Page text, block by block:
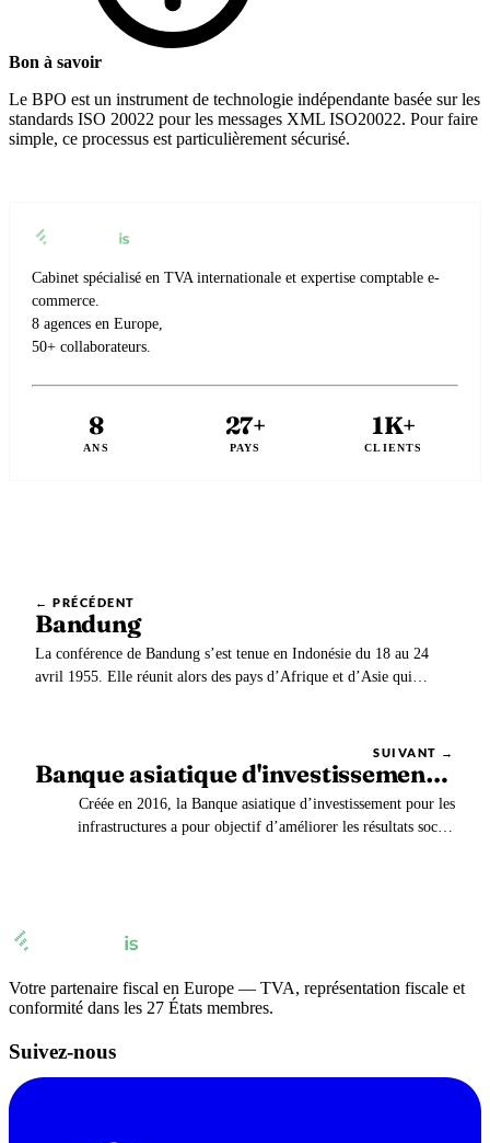
Bon à savoir
Le BPO est un instrument de technologie indépendante basée sur les
standards ISO 20022 pour les messages XML ISO20022. Pour faire
simple, ce processus est particulièrement sécurisé.
Cabinet spécialisé en TVA internationale et expertise comptable e-
commerce.
8 agences en Europe,
50+ collaborateurs.
8
ANS
27+
PAYS
1K+
CLIENTS
← PRÉCÉDENT
Bandung
La conférence de Bandung s’est tenue en Indonésie du 18 au 24
avril 1955. Elle réunit alors des pays d’Afrique et d’Asie qui
SUIVANT →
Banque asiatique d'investissement pour les infrastructures (BAII)
Créée en 2016, la Banque asiatique d’investissement pour les
infrastructures a pour objectif d’améliorer les résultats socio-
Votre partenaire fiscal en Europe — TVA, représentation fiscale et
conformité dans les 27 États membres.
Suivez-nous